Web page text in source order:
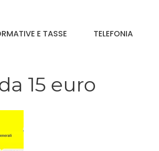
E TASSE TELEFONIA
15 euro